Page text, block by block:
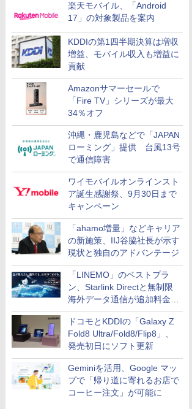
楽天モバイル、「Android
17」の対象製品を案内
KDDIの第1四半期決算は増収
増益、モバイル収入も増益に
貢献
Amazonサマーセールで
「Fire TV」シリーズが最大
34％オフ
沖縄・鹿児島などで「JAPAN
ローミング」提供 台風13号
で通信障害
ワイモバイルオンラインスト
ア誕生感謝祭、9月30日まで
キャンペーン
「ahamo増量」などキャリア
の新施策、IIJ谷脇社長が示す
現状と独自のアドバンテージ
「LINEMO」のベストプラ
ン、Starlink Directと無制限
海外データ通信が追加料金な
しに
ドコモとKDDIの「Galaxy Z
Fold8 Ultra/Fold8/Flip8」、
発売初日にソフト更新
Geminiを活用、Google マッ
プで「帰り道に寄れるお店で
コーヒー注文」が可能に